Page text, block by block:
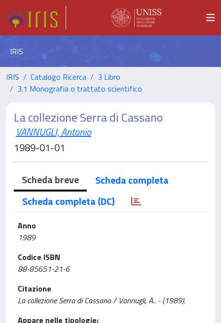
IRIS
IRIS Catalogo Ricerca
3 Libro
3.1 Monografia o trattato scientifico
La collezione Serra di Cassano
VANNUGLI, Antonio
1989-01-01
Scheda breve
Scheda completa
Scheda completa (DC)
Anno
1989
Codice ISBN
88-85651-21-6
Citazione
La collezione Serra di Cassano / Vannugli, A.. - (1989).
Appare nelle tipologie: